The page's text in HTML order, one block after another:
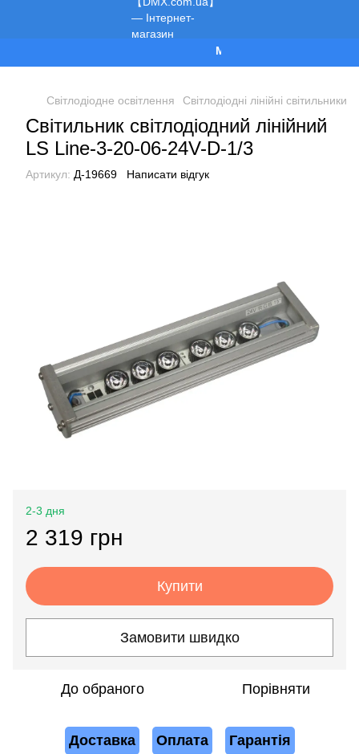
Ми працюємо!
Світлодіодне освітлення Світлодіодні лінійні світильники
Світильник світлодіодний лінійний
LS Line-3-20-06-24V-D-1/3
Артикул: Д-19669 Написати відгук
2-3 дня
2 319 грн
Купити
Замовити швидко
До обраного Порівняти
Доставка Оплата Гарантія